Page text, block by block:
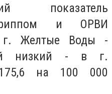
показатель
гриппом и ОРВИ
г. Желтые Воды -
низкий - в г.
на 100 000